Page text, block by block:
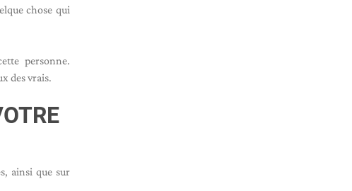
chose qui
personne.
des vrais.
ainsi que sur